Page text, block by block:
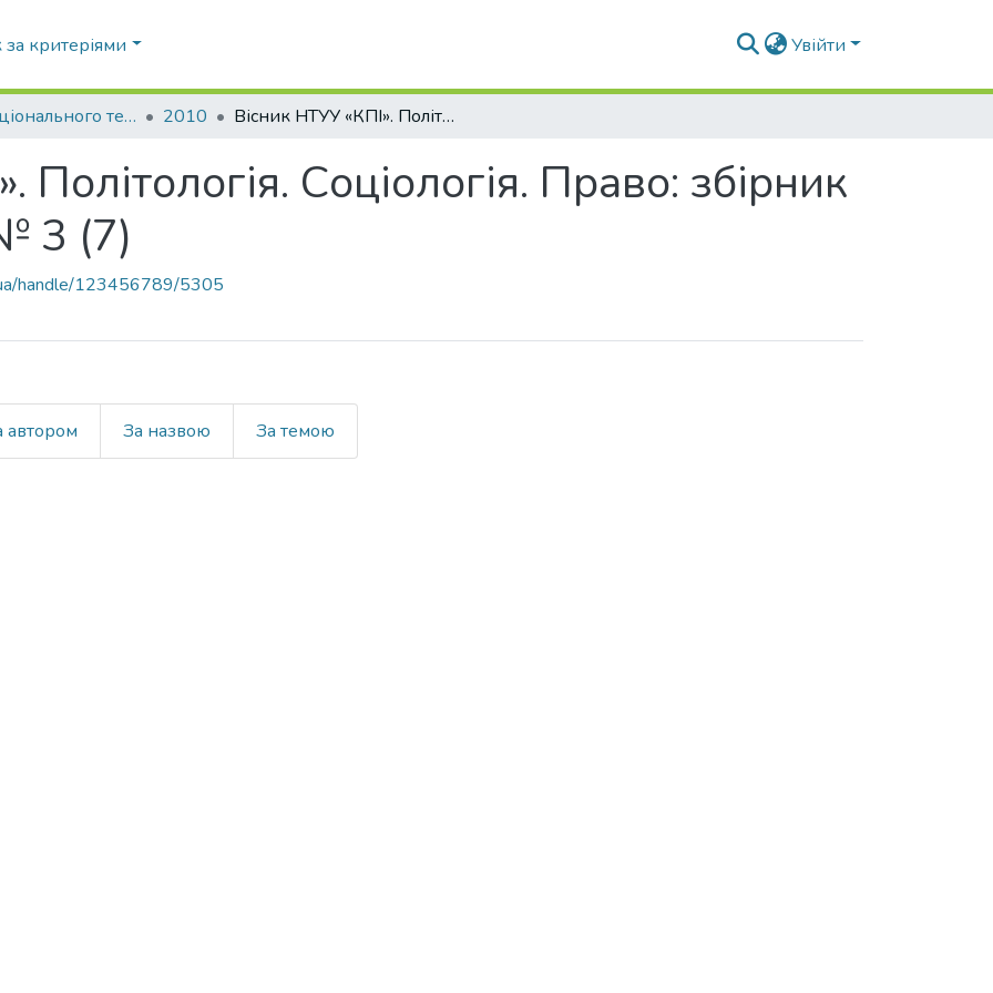
критеріями Увійти
Вісник Національного технічного університету України «Київський політехнічний інститут». Політологія. Соціологія. Право 2010 Вісник НТУУ «КПІ». Політологія. Соціологія. Право: збірник наукових праць, № 3 (7)
Політологія. Соціологія. Право: збірник
3 (7)
handle/123456789/5305
автором За назвою За темою